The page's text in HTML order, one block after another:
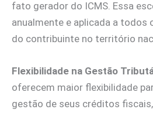
fato gerador do ICMS. Essa
anualmente e aplicada a todos
do contribuinte no território
Flexibilidade na Gestão
oferecem maior flexibilidade
gestão de seus créditos